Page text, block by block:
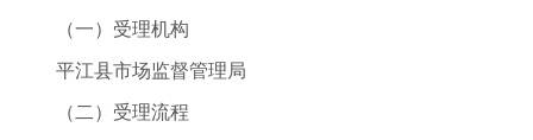
（一）受理机构
平江县市场监督管理局
（二）受理流程